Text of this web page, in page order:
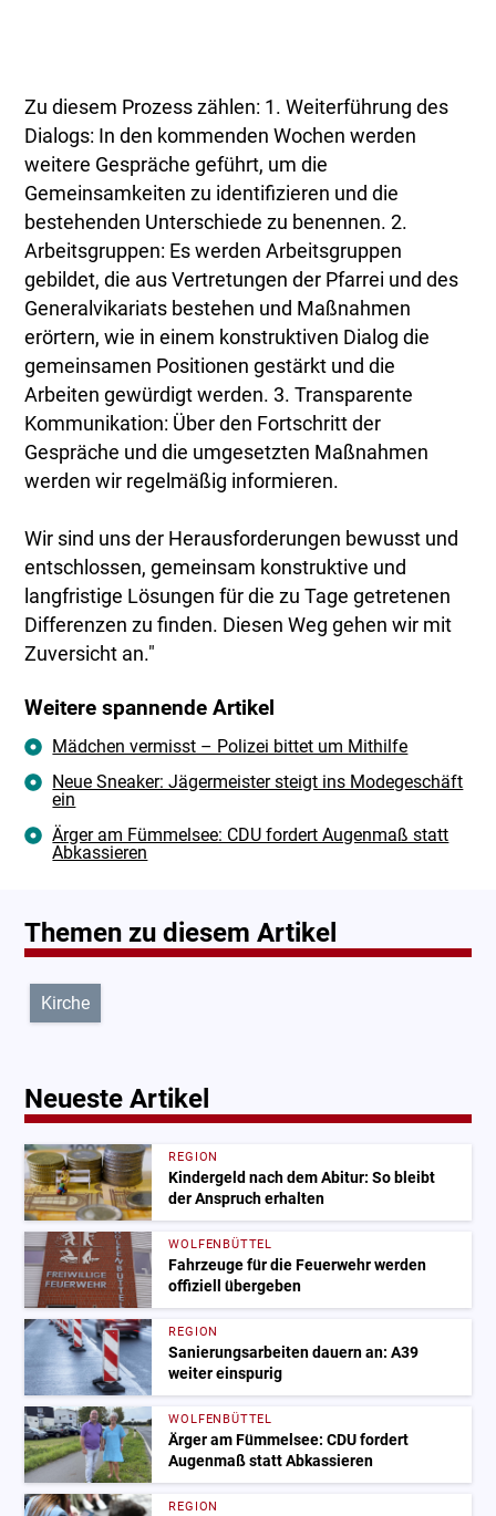
Zu diesem Prozess zählen: 1. Weiterführung des
Dialogs: In den kommenden Wochen werden
weitere Gespräche geführt, um die
Gemeinsamkeiten zu identifizieren und die
bestehenden Unterschiede zu benennen. 2.
Arbeitsgruppen: Es werden Arbeitsgruppen
gebildet, die aus Vertretungen der Pfarrei und des
Generalvikariats bestehen und Maßnahmen
erörtern, wie in einem konstruktiven Dialog die
gemeinsamen Positionen gestärkt und die
Arbeiten gewürdigt werden. 3. Transparente
Kommunikation: Über den Fortschritt der
Gespräche und die umgesetzten Maßnahmen
werden wir regelmäßig informieren.
Wir sind uns der Herausforderungen bewusst und
entschlossen, gemeinsam konstruktive und
langfristige Lösungen für die zu Tage getretenen
Differenzen zu finden. Diesen Weg gehen wir mit
Zuversicht an."
Weitere spannende Artikel
Mädchen vermisst – Polizei bittet um Mithilfe
Neue Sneaker: Jägermeister steigt ins Modegeschäft
ein
Ärger am Fümmelsee: CDU fordert Augenmaß statt
Abkassieren
Themen zu diesem Artikel
Kirche
Neueste Artikel
REGION
Kindergeld nach dem Abitur: So bleibt
der Anspruch erhalten
WOLFENBÜTTEL
Fahrzeuge für die Feuerwehr werden
offiziell übergeben
REGION
Sanierungsarbeiten dauern an: A39
weiter einspurig
WOLFENBÜTTEL
Ärger am Fümmelsee: CDU fordert
Augenmaß statt Abkassieren
REGION